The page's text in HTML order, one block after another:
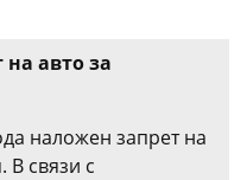
авто за
наложен запрет на
В связи с